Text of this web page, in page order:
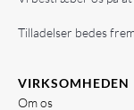
Tilladelser bedes
VIRKSOMHEDEN
Om os